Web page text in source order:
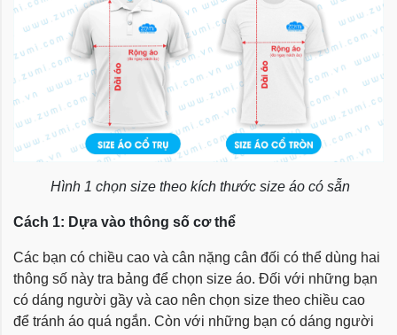
Hình 1 chọn size theo kích thước size áo có sẵn
Cách 1: Dựa vào thông số cơ thể
Các bạn có chiều cao và cân nặng cân đối có thể dùng hai
thông số này tra bảng để chọn size áo. Đối với những bạn
có dáng người gầy và cao nên chọn size theo chiều cao
để tránh áo quá ngắn. Còn với những bạn có dáng người